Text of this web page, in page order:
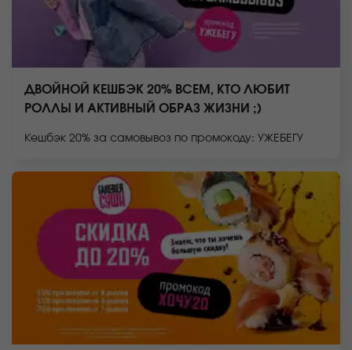
ДВОЙНОЙ КЕШБЭК 20% ВСЕМ, КТО ЛЮБИТ
РОЛЛЫ И АКТИВНЫЙ ОБРАЗ ЖИЗНИ ;)
Кешбэк 20% за самовывоз по промокоду: УЖЕБЕГУ